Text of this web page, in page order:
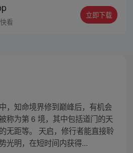
后，他再次破石而出，背负着守
望和信念打败了妖怪大道的霸
看
立即下载
，知命境界修到巅峰后，有机会
称为第 6 境，其中包括道门的天
无距等。 天启，修行者能直接聆
光明，在短时间内获得...